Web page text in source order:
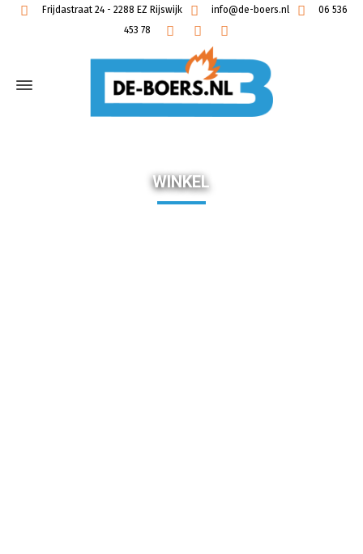
Frijdastraat 24 - 2288 EZ Rijswijk info@de-boers.nl
06 536
453 78
WINKEL